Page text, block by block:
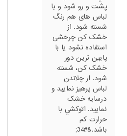
پشت و رو شود و با
لباس های هم رنگ
شسته شود. از
خشک کن چرخشی
استفاده نشود یا با
پایین ترین دور
خشک کن، شسته
شود. از چلاندن
لباس پرهیز نمایید و
درسایه خشک
نمایید. اتوکشي با
حرارت کم
باشد.&#34;